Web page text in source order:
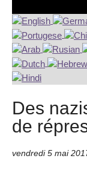
Des
de
vendredi 5 mai